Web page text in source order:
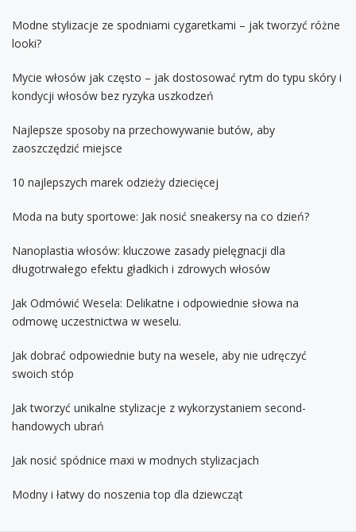
Modne stylizacje ze spodniami cygaretkami – jak tworzyć różne
looki?
Mycie włosów jak często – jak dostosować rytm do typu skóry i
kondycji włosów bez ryzyka uszkodzeń
Najlepsze sposoby na przechowywanie butów, aby
zaoszczędzić miejsce
10 najlepszych marek odzieży dziecięcej
Moda na buty sportowe: Jak nosić sneakersy na co dzień?
Nanoplastia włosów: kluczowe zasady pielęgnacji dla
długotrwałego efektu gładkich i zdrowych włosów
Jak Odmówić Wesela: Delikatne i odpowiednie słowa na
odmowę uczestnictwa w weselu.
Jak dobrać odpowiednie buty na wesele, aby nie udręczyć
swoich stóp
Jak tworzyć unikalne stylizacje z wykorzystaniem second-
handowych ubrań
Jak nosić spódnice maxi w modnych stylizacjach
Modny i łatwy do noszenia top dla dziewcząt